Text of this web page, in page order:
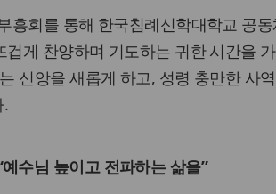
흥회를 통해 한국침례신학대학교 공
게 찬양하며 기도하는 귀한 시간을
신앙을 새롭게 하고, 성령 충만한 사
.
수님 높이고 전파하는 삶을”